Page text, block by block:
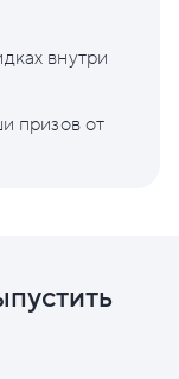
внутри
призов от